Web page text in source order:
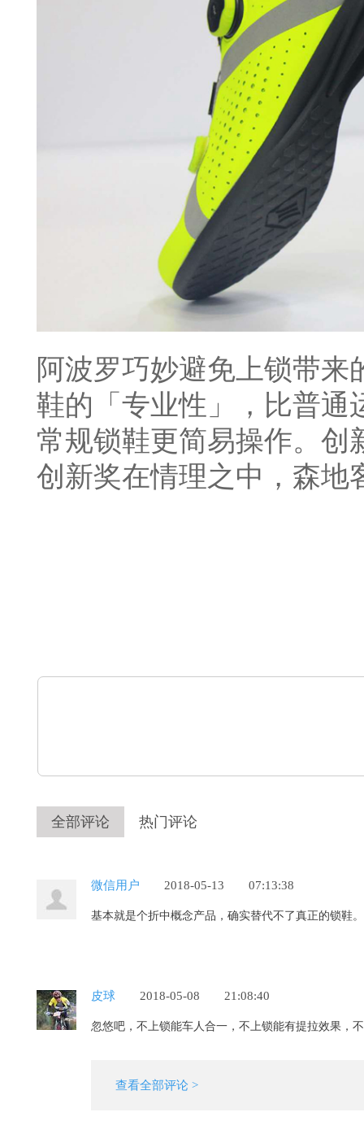
阿波罗巧妙避免上锁带
鞋的「专业性」，比普
常规锁鞋更简易操作。
创新奖在情理之中，森地
全部评论 热门评论
微信用户 2018-05-13 07:13:38
基本就是个折中概念产品，确实替代不了真正的锁鞋。
皮球 2018-05-08 21:08:40
忽悠吧，不上锁能车人合一，不上锁能有提拉效果，
查看全部评论 >